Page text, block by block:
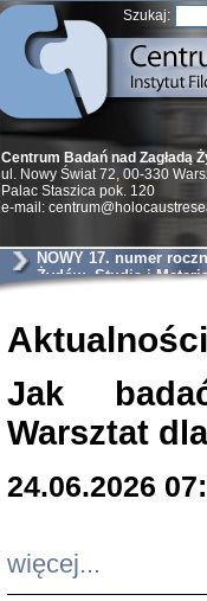
Szukaj:
Centrum Badań nad Zagładą
ul. Nowy Świat 72, 00-330
Palac Staszica pok. 120
e-mail:
NOWY 17. numer
Żydów. Studia i
Aktualności
Jak
Warsztat
24.06.2026
więcej...